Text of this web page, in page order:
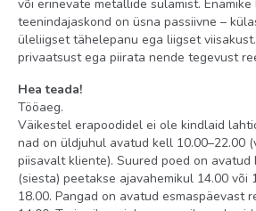
või erinevate metallide sulamist.
teenindajaskond on üsna passiivne –
üleliigset tähelepanu ega liigset
privaatsust ega piirata nende tegevust
Hea teada!
Tööaeg.
Väikestel erapoodidel ei ole kindlaid
nad on üldjuhul avatud kell 10.00–22.00
piisavalt kliente). Suured poed on avatud
(siesta) peetakse ajavahemikul 14.00 või
18.00. Pangad on avatud esmaspäevast